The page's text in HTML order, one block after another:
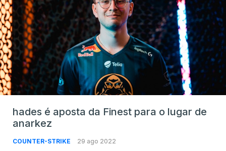
hades é aposta da Finest para o lugar de
anarkez
COUNTER-STRIKE 29 ago 2022